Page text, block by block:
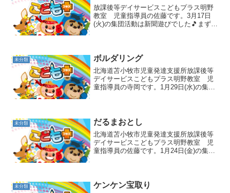
放課後等デイサービスこどもプラス明野
教室 児童指導員の佐藤です。3月17日
(火)の集団活動は新聞遊びでした🎵まずは
と言うまでうちわで...
未分類 ボルダリング
北海道苫小牧市児童発達支援所放課後等
デイサービスこどもプラス明野教室 児
童指導員の寺岡です。1月29日(水)の集団
全第一でスタートで...
未分類 だるまおとし
北海道苫小牧市児童発達支援所放課後等
デイサービスこどもプラス明野教室 児
童指導員の佐藤です。1月24日(金)の集団
ャンプの時に座布団...
未分類 ケンケン宝取り